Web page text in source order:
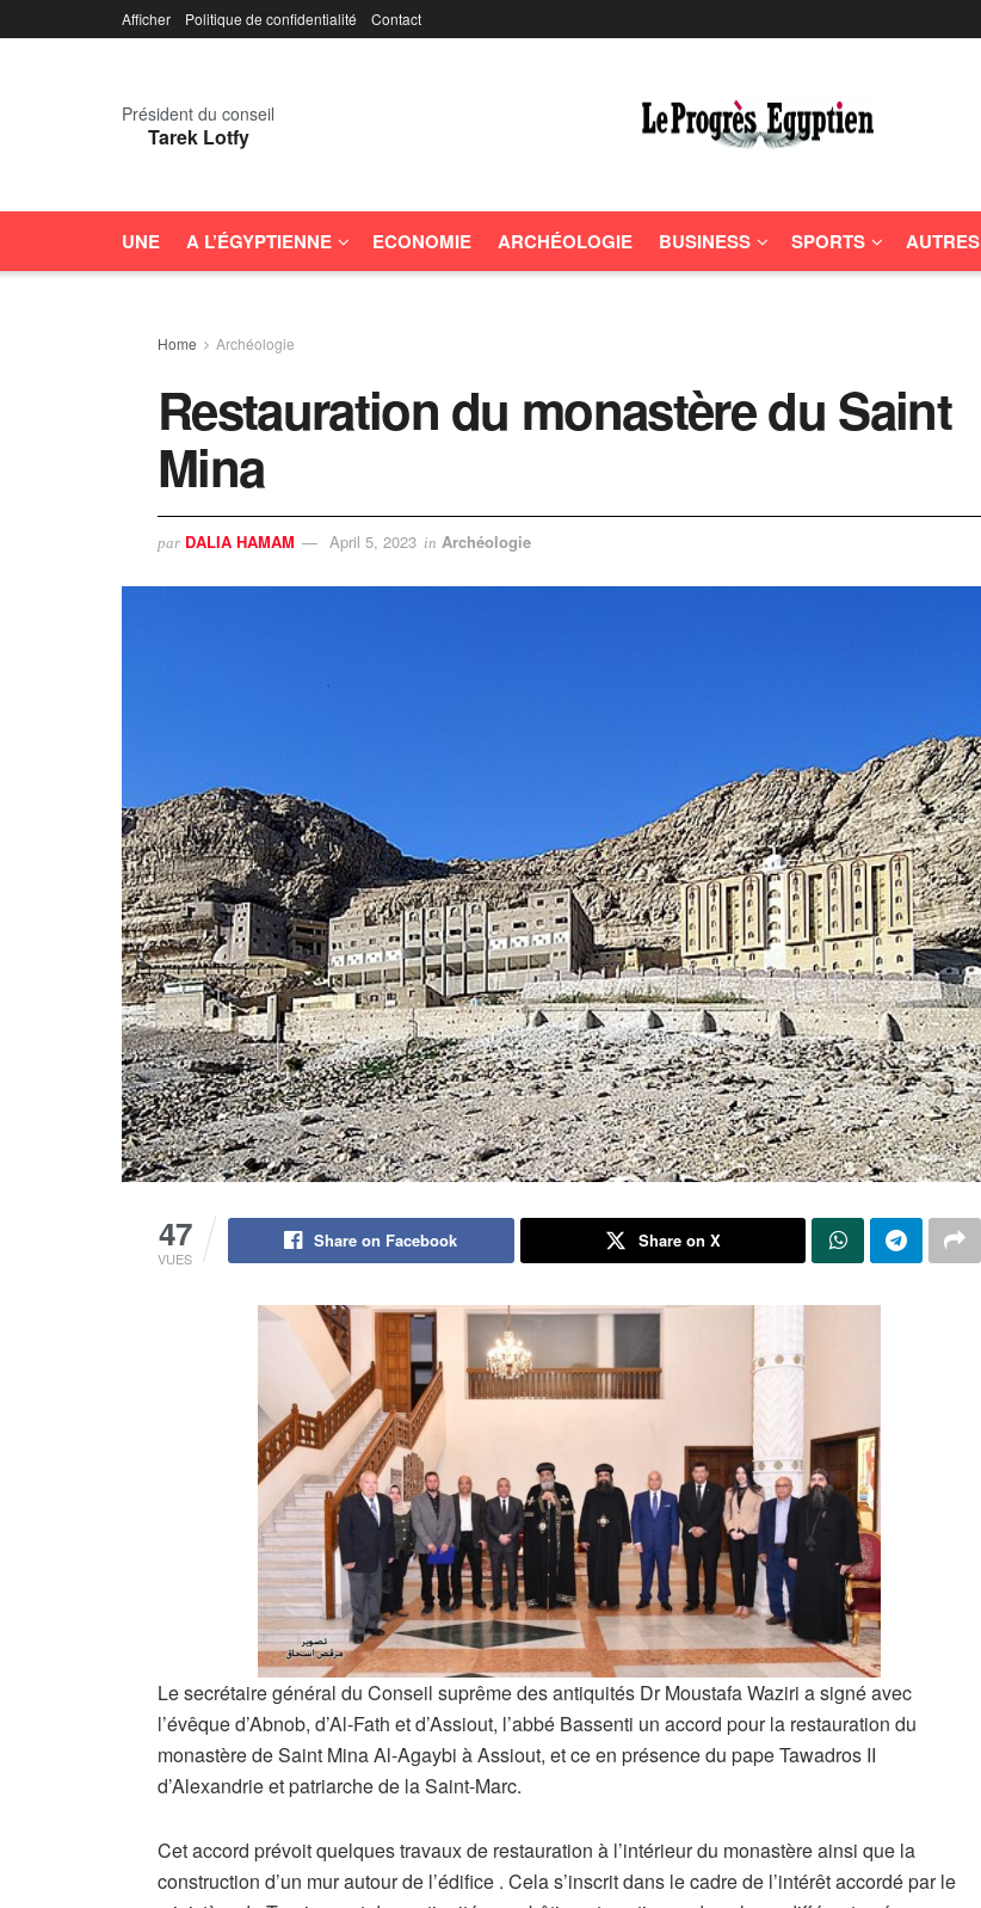
Afficher Politique de confidentialité Contact
Président du conseil
Tarek Lotfy
UNE A L’ÉGYPTIENNE ECONOMIE ARCHÉOLOGIE BUSINESS SPORTS AUTRES
Home Archéologie
Restauration du monastère du Saint
Mina
par DALIA HAMAM April 5, 2023 in Archéologie
47
VUES
Share on Facebook Share on X
Le secrétaire général du Conseil suprême des antiquités Dr Moustafa Waziri a signé avec
l’évêque d’Abnob, d’Al-Fath et d’Assiout, l’abbé Bassenti un accord pour la restauration du
monastère de Saint Mina Al-Agaybi à Assiout, et ce en présence du pape Tawadros II
d’Alexandrie et patriarche de la Saint-Marc.
Cet accord prévoit quelques travaux de restauration à l’intérieur du monastère ainsi que la
construction d’un mur autour de l’édifice . Cela s’inscrit dans le cadre de l’intérêt accordé par le